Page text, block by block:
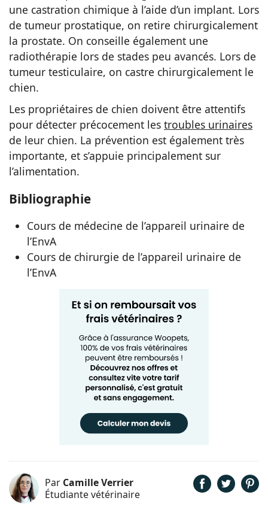
une castration chimique à l’aide d’un implant. Lors
de tumeur prostatique, on retire chirurgicalement
la prostate. On conseille également une
radiothérapie lors de stades peu avancés. Lors de
tumeur testiculaire, on castre chirurgicalement le
chien.
Les propriétaires de chien doivent être attentifs
pour détecter précocement les troubles urinaires
de leur chien. La prévention est également très
importante, et s’appuie principalement sur
l’alimentation.
Bibliographie
Cours de médecine de l’appareil urinaire de
l’EnvA
Cours de chirurgie de l’appareil urinaire de
l’EnvA
Par Camille Verrier
Étudiante vétérinaire